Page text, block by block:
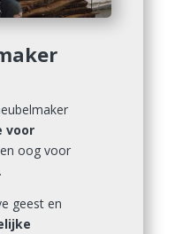
voor
en oog voor
geest en